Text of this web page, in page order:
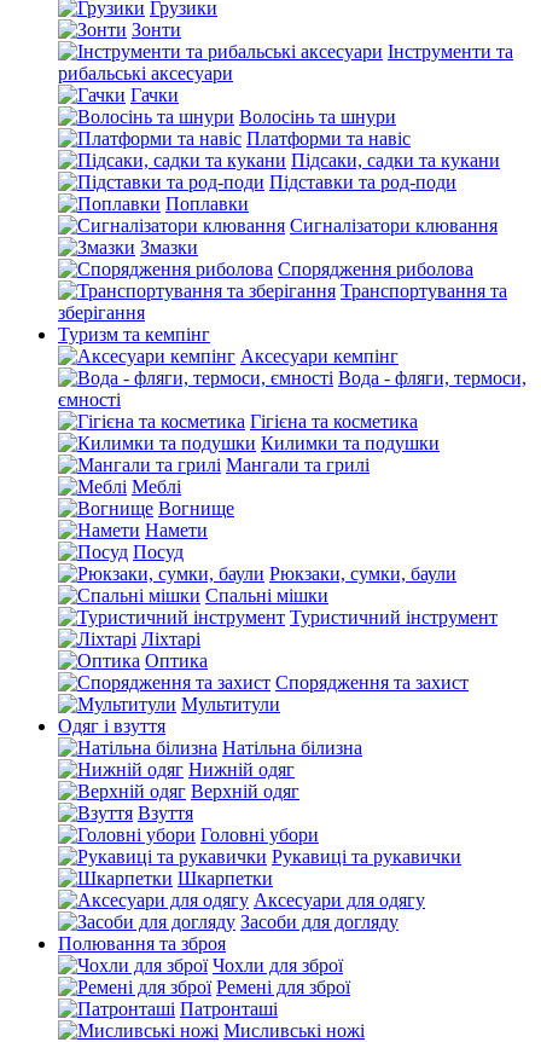
Грузики
Зонти
Інструменти та
рибальські аксесуари
Гачки
Волосінь та шнури
Платформи та навіс
Підсаки, садки та кукани
Підставки та род-поди
Поплавки
Сигналізатори клювання
Змазки
Спорядження риболова
Транспортування та
зберігання
Туризм та кемпінг
Аксесуари кемпінг
Вода - фляги, термоси,
ємності
Гігієна та косметика
Килимки та подушки
Мангали та грилі
Меблі
Вогнище
Намети
Посуд
Рюкзаки, сумки, баули
Спальні мішки
Туристичний інструмент
Ліхтарі
Оптика
Спорядження та захист
Мультитули
Одяг і взуття
Натільна білизна
Нижній одяг
Верхній одяг
Взуття
Головні убори
Рукавиці та рукавички
Шкарпетки
Аксесуари для одягу
Засоби для догляду
Полювання та зброя
Чохли для зброї
Ремені для зброї
Патронташі
Мисливські ножі